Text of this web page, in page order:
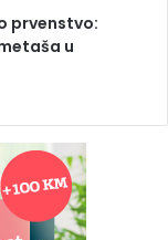
prvenstvo:
u